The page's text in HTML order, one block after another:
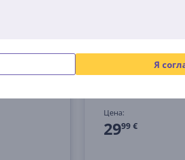
Я
00200144
Цена:
2999 €